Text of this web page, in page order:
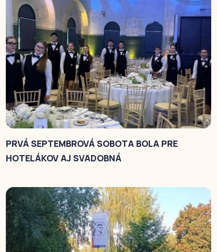
PRVÁ SEPTEMBROVÁ SOBOTA BOLA PRE
HOTELÁKOV AJ SVADOBNÁ